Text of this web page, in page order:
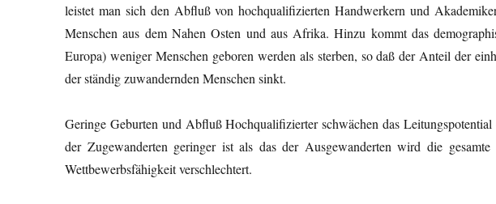
leistet man sich den Abfluß von hochqualifizierten Handwerkern und
Menschen aus dem Nahen Osten und aus Afrika. Hinzu kommt das
Europa) weniger Menschen geboren werden als sterben, so daß der Anteil der
der ständig zuwandernden Menschen sinkt.
Geringe Geburten und Abfluß Hochqualifizierter schwächen das
der Zugewanderten geringer ist als das der Ausgewanderten wird die
Wettbewerbsfähigkeit verschlechtert.